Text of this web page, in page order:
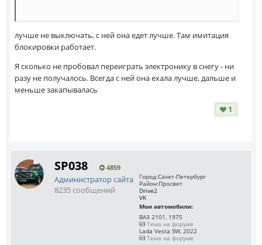
лучше не выключать, с ней она едет лучше. Там имитация
блокировки работает.
Я сколько не пробовал переиграть электронику в снегу - ни
разу не получалось. Всегда с ней она ехала лучше, дальше и
меньше закапывалась
1
SP038 4859
Администратор сайта
8235 сообщений
Город:Санкт-Петербург
Район:Просвет
Drive2
VK
Мои автомобили:
ВАЗ 2101, 1975
Тема на форуме
Lada Vesta SW, 2022
Тема на форуме